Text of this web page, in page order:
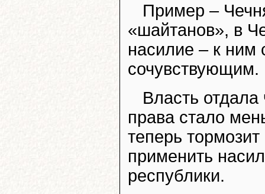
Пример –
«шайтанов», в
насилие – к ним
сочувствующим.
Власть отдала
права стало
теперь
применить
республики.